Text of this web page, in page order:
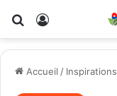
Rechercher
Accueil / Inspirations